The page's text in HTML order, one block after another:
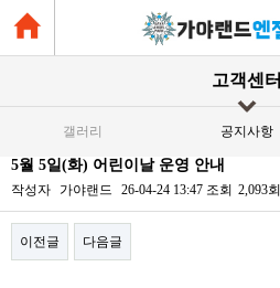
고객센터
갤러리 공지사항
5월 5일(화) 어린이날 운영 안내
작성자 가야랜드 26-04-24 13:47 조회 2,093회
이전글 다음글